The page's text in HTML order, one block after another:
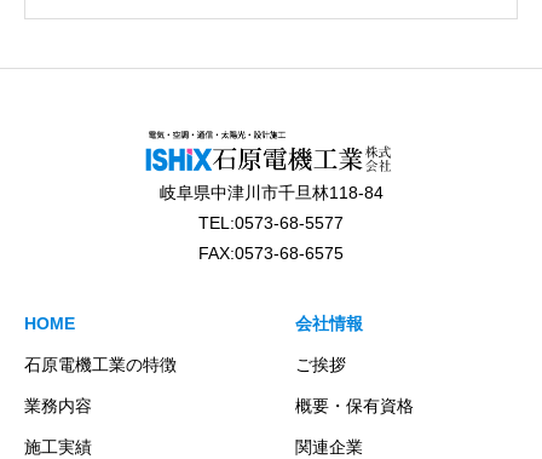
岐阜県中津川市千旦林118-84
TEL:0573-68-5577
FAX:0573-68-6575
HOME
石原電機工業の特徴
業務内容
施工実績
会社情報
ご挨拶
概要・保有資格
関連企業